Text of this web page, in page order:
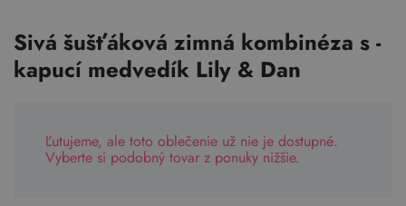
Sivá šušťáková zimná kombinéza s -
kapucí medvedík Lily & Dan
Ľutujeme, ale toto oblečenie už nie je dostupné.
Vyberte si podobný tovar z ponuky nižšie.